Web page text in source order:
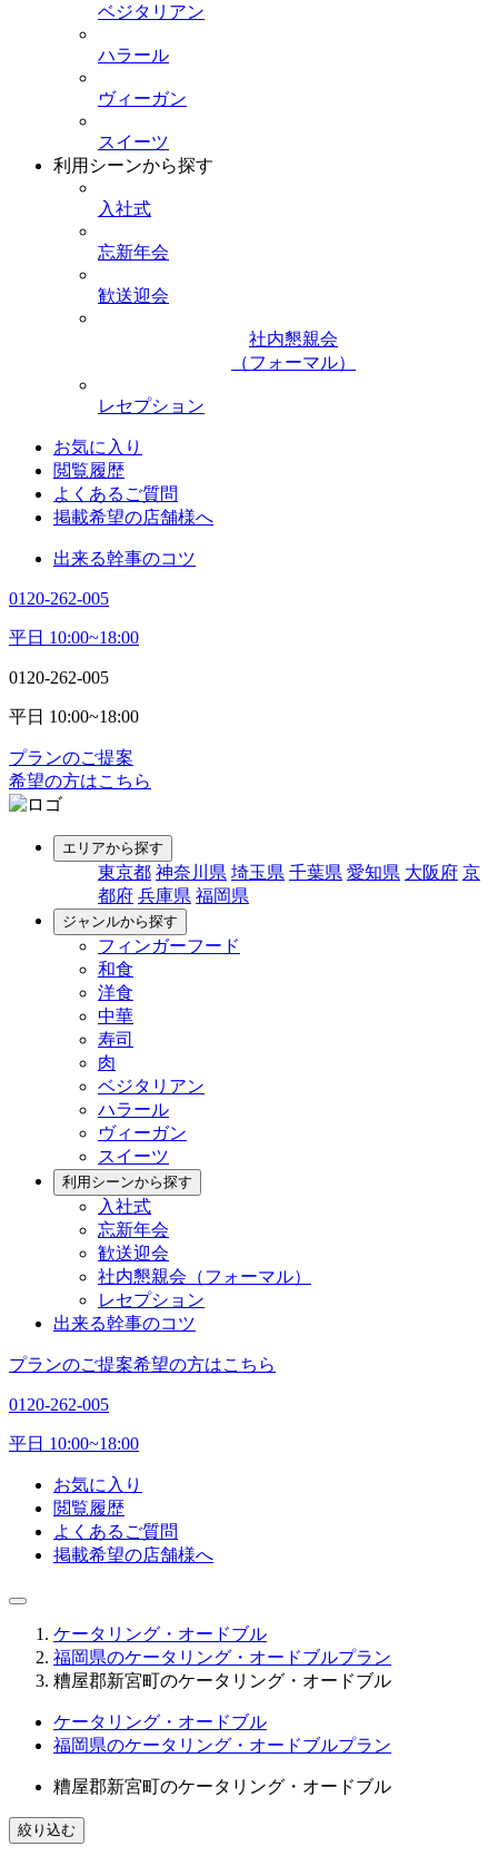
ベジタリアン
ハラール
ヴィーガン
スイーツ
利用シーンから探す
入社式
忘新年会
歓送迎会
社内懇親会
（フォーマル）
レセプション
お気に入り
閲覧履歴
よくあるご質問
掲載希望の店舗様へ
出来る幹事のコツ
0120-262-005
平日 10:00~18:00
0120-262-005
平日 10:00~18:00
プランのご提案
希望の方はこちら
エリアから探す
東京都 神奈川県 埼玉県 千葉県 愛知県 大阪府 京
都府 兵庫県 福岡県
ジャンルから探す
フィンガーフード
和食
洋食
中華
寿司
肉
ベジタリアン
ハラール
ヴィーガン
スイーツ
利用シーンから探す
入社式
忘新年会
歓送迎会
社内懇親会（フォーマル）
レセプション
出来る幹事のコツ
プランのご提案希望の方はこちら
0120-262-005
平日 10:00~18:00
お気に入り
閲覧履歴
よくあるご質問
掲載希望の店舗様へ
ケータリング・オードブル
福岡県のケータリング・オードブルプラン
糟屋郡新宮町のケータリング・オードブル
ケータリング・オードブル
福岡県のケータリング・オードブルプラン
糟屋郡新宮町のケータリング・オードブル
絞り込む